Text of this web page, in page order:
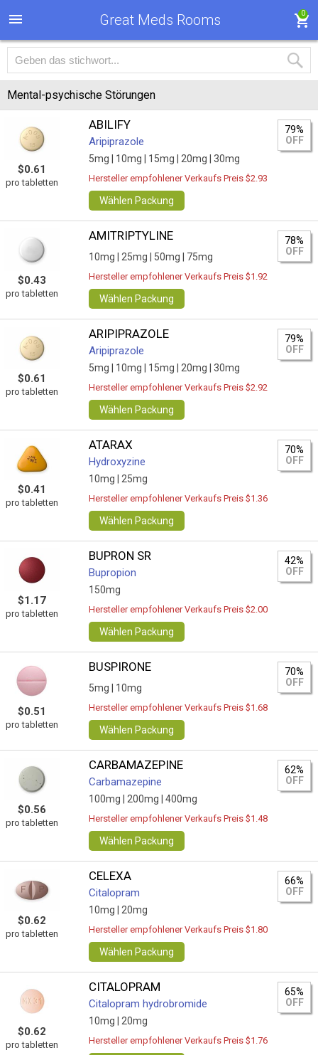
Great Meds Rooms 0
Mental-psychische Störungen
$0.61
pro tabletten
ABILIFY
Aripiprazole
5mg | 10mg | 15mg | 20mg | 30mg
79%
OFF
Hersteller empfohlener Verkaufs Preis $2.93
Wählen Packung
$0.43
pro tabletten
AMITRIPTYLINE
10mg | 25mg | 50mg | 75mg
78%
OFF
Hersteller empfohlener Verkaufs Preis $1.92
Wählen Packung
$0.61
pro tabletten
ARIPIPRAZOLE
Aripiprazole
5mg | 10mg | 15mg | 20mg | 30mg
79%
OFF
Hersteller empfohlener Verkaufs Preis $2.92
Wählen Packung
$0.41
pro tabletten
ATARAX
Hydroxyzine
10mg | 25mg
70%
OFF
Hersteller empfohlener Verkaufs Preis $1.36
Wählen Packung
$1.17
pro tabletten
BUPRON SR
Bupropion
150mg
42%
OFF
Hersteller empfohlener Verkaufs Preis $2.00
Wählen Packung
$0.51
pro tabletten
BUSPIRONE
5mg | 10mg
70%
OFF
Hersteller empfohlener Verkaufs Preis $1.68
Wählen Packung
$0.56
pro tabletten
CARBAMAZEPINE
Carbamazepine
100mg | 200mg | 400mg
62%
OFF
Hersteller empfohlener Verkaufs Preis $1.48
Wählen Packung
$0.62
pro tabletten
CELEXA
Citalopram
10mg | 20mg
66%
OFF
Hersteller empfohlener Verkaufs Preis $1.80
Wählen Packung
$0.62
pro tabletten
CITALOPRAM
Citalopram hydrobromide
10mg | 20mg
65%
OFF
Hersteller empfohlener Verkaufs Preis $1.76